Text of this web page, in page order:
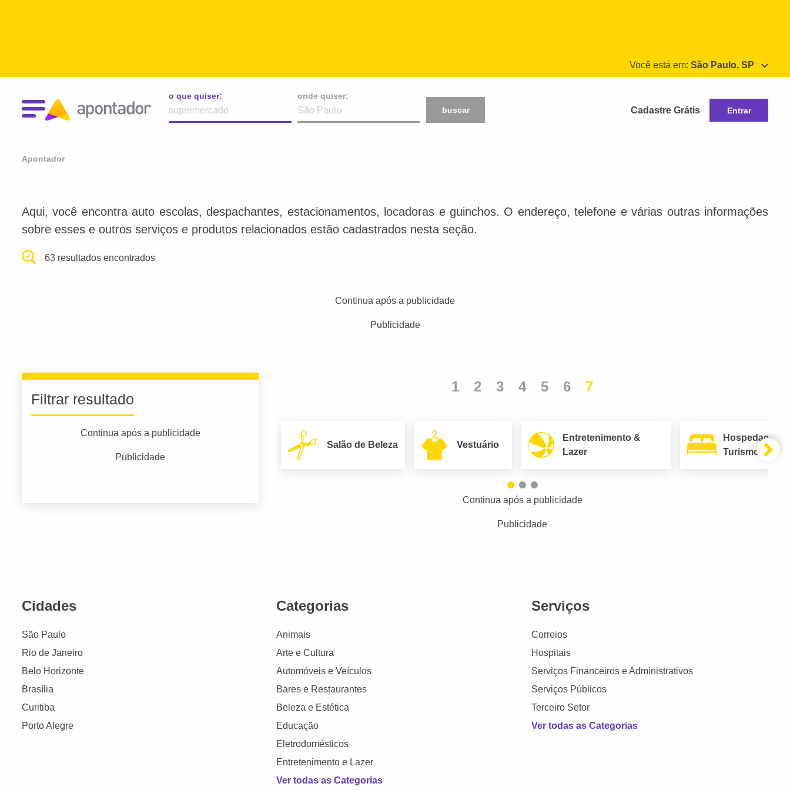
Você está em: São Paulo, SP
o que quiser:
onde quiser:
buscar
Cadastre Grátis Entrar
Apontador
Aqui, você encontra auto escolas, despachantes, estacionamentos, locadoras e guinchos. O endereço, telefone e várias outras informações
sobre esses e outros serviços e produtos relacionados estão cadastrados nesta seção.
63 resultados encontrados
Continua após a publicidade
Publicidade
Filtrar resultado
Continua após a publicidade
Publicidade
1 2 3 4 5 6 7
Salão de Beleza Vestuário
Entretenimento &
Lazer
Hospedagem
Turismo
Continua após a publicidade
Publicidade
Cidades
São Paulo
Rio de Janeiro
Belo Horizonte
Brasília
Curitiba
Porto Alegre
Categorias
Animais
Arte e Cultura
Automóveis e Veículos
Bares e Restaurantes
Beleza e Estética
Educação
Eletrodomésticos
Entretenimento e Lazer
Ver todas as Categorias
Serviços
Correios
Hospitais
Serviços Financeiros e Administrativos
Serviços Públicos
Terceiro Setor
Ver todas as Categorias